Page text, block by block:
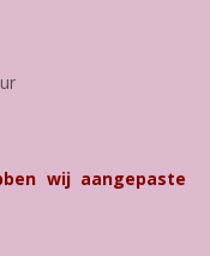
wij aangepaste